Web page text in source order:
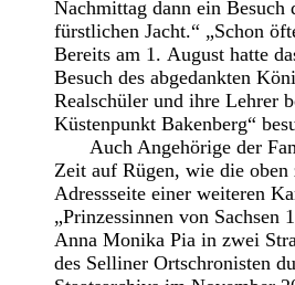
Nachmittag dann ein
fürstlichen Jacht.“ „Schon
Bereits am 1. August hatte
Besuch des abgedankten
Realschüler und ihre Lehrer
Küstenpunkt Bakenberg“
Auch Angehörige der
Zeit auf Rügen, wie die
Adressseite einer weiteren
„Prinzessinnen von
Anna Monika Pia in zwei
des Selliner Ortschronisten